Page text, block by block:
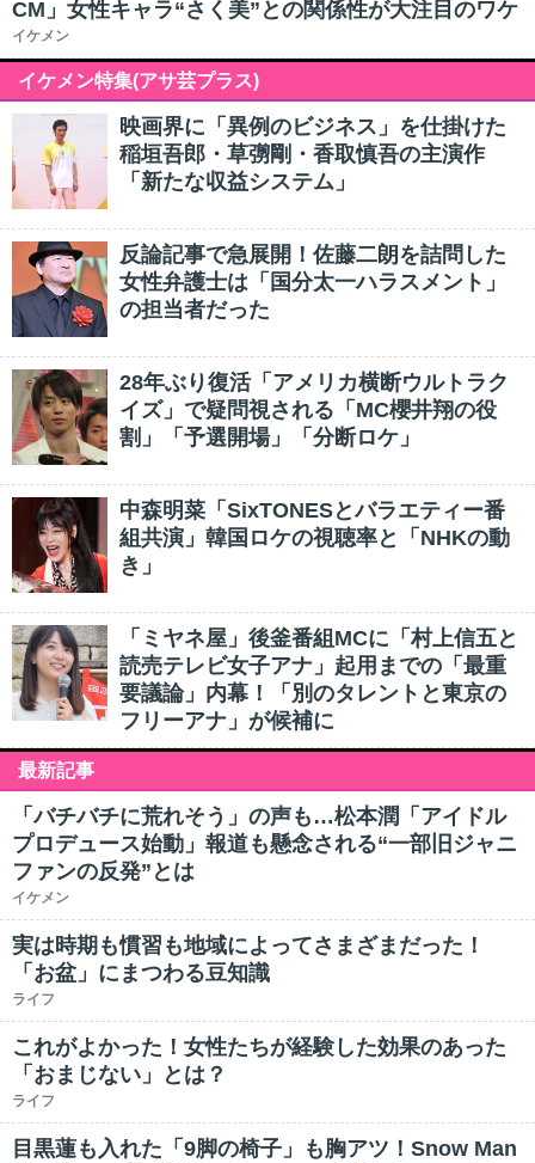
CM」女性キャラ“さく美”との関係性が大注目のワケ
イケメン
イケメン特集(アサ芸プラス)
映画界に「異例のビジネス」を仕掛けた
稲垣吾郎・草彅剛・香取慎吾の主演作
「新たな収益システム」
反論記事で急展開！佐藤二朗を詰問した
女性弁護士は「国分太一ハラスメント」
の担当者だった
28年ぶり復活「アメリカ横断ウルトラク
イズ」で疑問視される「MC櫻井翔の役
割」「予選開場」「分断ロケ」
中森明菜「SixTONESとバラエティー番
組共演」韓国ロケの視聴率と「NHKの動
き」
「ミヤネ屋」後釜番組MCに「村上信五と
読売テレビ女子アナ」起用までの「最重
要議論」内幕！「別のタレントと東京の
フリーアナ」が候補に
最新記事
「バチバチに荒れそう」の声も…松本潤「アイドル
プロデュース始動」報道も懸念される“一部旧ジャニ
ファンの反発”とは
イケメン
実は時期も慣習も地域によってさまざまだった！
「お盆」にまつわる豆知識
ライフ
これがよかった！女性たちが経験した効果のあった
「おまじない」とは？
ライフ
目黒蓮も入れた「9脚の椅子」も胸アツ！Snow Man